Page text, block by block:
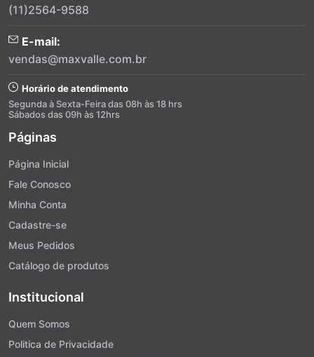
(11)2564-9588
E-mail:
vendas@maxvalle.com.br
Horário de atendimento
Segunda à Sexta-Feira das 08h às 18 hrs
Sábados das 09h às 12hrs
Páginas
Página Inicial
Fale Conosco
Minha Conta
Cadastre-se
Meus Pedidos
Catálogo de produtos
Institucional
Quem Somos
Politica de Privacidade